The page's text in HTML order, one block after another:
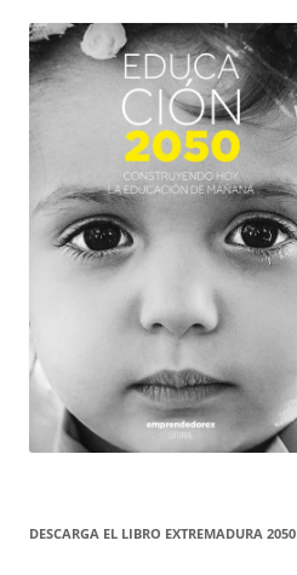
DESCARGA EL LIBRO EXTREMADURA 2050